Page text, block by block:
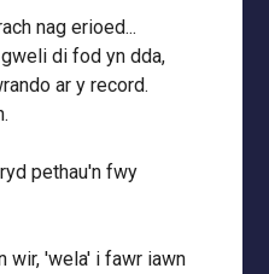
nag erioed...
di fod yn dda,
ar y record.
pethau'n fwy
wir, 'wela' i fawr iawn